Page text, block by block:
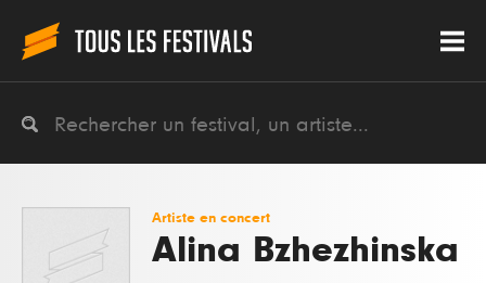
Artiste en concert
Alina Bzhezhinska